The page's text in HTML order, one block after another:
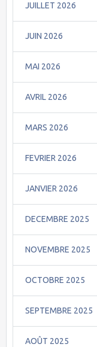
JUILLET 2026
JUIN 2026
MAI 2026
AVRIL 2026
MARS 2026
FEVRIER 2026
JANVIER 2026
DECEMBRE 2025
NOVEMBRE 2025
OCTOBRE 2025
SEPTEMBRE 2025
AOÛT 2025